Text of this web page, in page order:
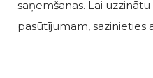
saņemšanas. Lai
pasūtījumam, sazinieties